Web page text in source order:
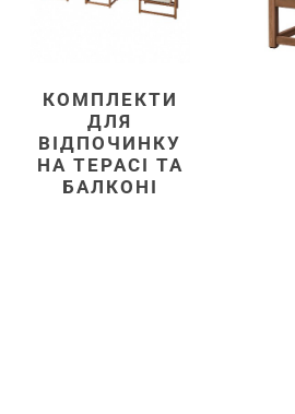
КОМПЛЕКТИ
ДЛЯ
ВІДПОЧИНКУ
НА ТЕРАСІ ТА
БАЛКОНІ